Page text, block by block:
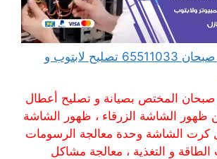
مهندس كمبيوتر صبحان 65511033 تصليح لابتوب و
المختص بصيانة و تصليح أعطال
ظهور الشاشة الزرقاء ، ظهور الشاشة
كرت الشاشة وحدة معالجة الرسومات
و التغذية ، معالجة مشاكل